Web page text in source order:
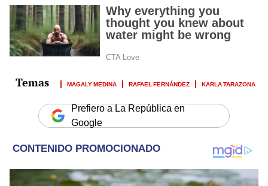
MAGALY MEDINA RAFAEL FERNÁNDEZ KARLA TARAZONA
Prefiero a La República en
Google